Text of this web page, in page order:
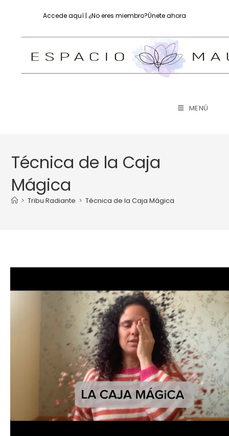
Accede aquí | ¿No eres miembro?Únete ahora
MENÚ
Técnica de la Caja
Mágica
> Tribu Radiante > Técnica de la Caja Mágica